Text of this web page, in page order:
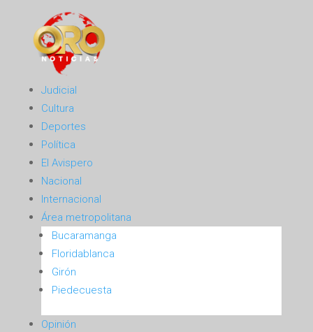
Judicial
Cultura
Deportes
Política
El Avispero
Nacional
Internacional
Área metropolitana
Bucaramanga
Floridablanca
Girón
Piedecuesta
Opinión